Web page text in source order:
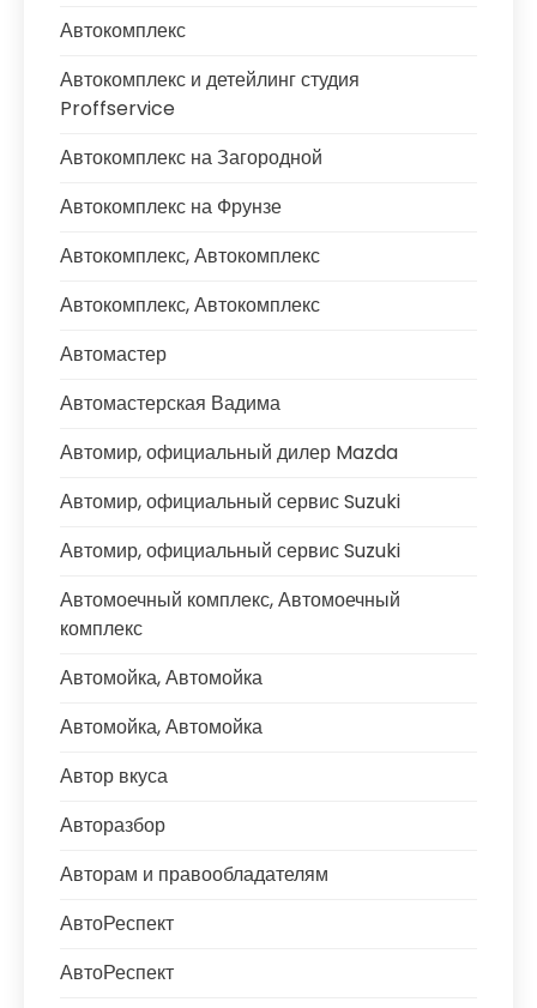
Автокомплекс
Автокомплекс и детейлинг студия
Proffservice
Автокомплекс на Загородной
Автокомплекс на Фрунзе
Автокомплекс, Автокомплекс
Автокомплекс, Автокомплекс
Автомастер
Автомастерская Вадима
Автомир, официальный дилер Mazda
Автомир, официальный сервис Suzuki
Автомир, официальный сервис Suzuki
Автомоечный комплекс, Автомоечный
комплекс
Автомойка, Автомойка
Автомойка, Автомойка
Автор вкуса
Авторазбор
Авторам и правообладателям
АвтоРеспект
АвтоРеспект